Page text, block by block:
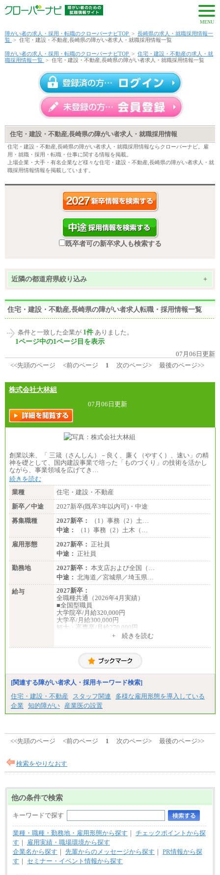
MENU
障がい者の求人・採用・転職のクローバーナビTOP > 長崎県の求人・就職採用情報一
覧 > 住宅・建設・不動産,長崎県の障がい者求人・就職採用情報一覧
障がい者の求人・採用・転職のクローバーナビTOP > 住宅・建設・不動産の求人・就
職採用情報一覧 > 住宅・建設・不動産,長崎県の障がい者求人・就職採用情報一覧
住宅・建設・不動産,長崎県の障がい者求人・就職採用情報
住宅・建設・不動産,長崎県の障がい者求人・就職採用情報ならクローバーナビ。雇
用・就職・採用・転職・仕事に関する情報を掲載。
上場企業・大手・有名企業など様々な住宅・建設・不動産,長崎県の障がい者求人・就
職採用情報情報を掲載しています。
既卒者可の新卒求人も検索する
近隣の都道府県絞り込み +
住宅・建設・不動産,長崎県の障がい者求人転職・採用情報一覧
条件と一致した企業が 1件 ありました。
1ページ中の1ページ目を表示
07月06日更新
<<先頭のページ
<前のページ 1 次のページ> 最後のページ>>
株式会社大林組
07月06日更新
創業以来、「 三箴（さんしん）－良く、廉く（やすく）、速い」の精
神を礎として、国内建設事業で培った「ものづくり」の技術を活かし
ながら、事業領域を広げてき…
続きを読む
業種
住宅・建設・不動産
新卒／中途
2027新卒(既卒3年以内可)・中途
募集職種
2027新卒：
（1）事務（2）土…
中途：
（1）事務（2）土木（…
雇用形態
2027新卒： 正社員
中途： 正社員
勤務地
2027新卒： 本支店および全国（…
中途： 北海道／宮城県／埼玉県…
給与
2027新卒：
全職種共通（2026年4月実績）
■全国型職員
大学院卒/月給320,000円
大学卒/月給300,000円
短大・高専卒/月給270,000円
大学院卒/月給256,000円～288,000円
大学卒/月給240,000円～270,000円
短大・高専卒/月給216,000円～243,000円
■特定職員※
大学院卒/月給234,000円～263,000円
大学卒/月給219,000円～246,000円
短大・高専卒/月給197,000円～222,000円
※拠点型職員、特定職員の給与は、生活の拠点が定
す。
中途：
月給制
226,600円～390,100円（勤務地域等により異なりま
ます。
・試用期間中も同額支給します。
+ 続きを読む
[関連する障がい者求人・採用キーワード検索]
住宅・建設・不動産
スタッフ関連
多様な雇用形態を導入している
企業
知的障がい 産業医の設置
<<先頭のページ <前のページ 1 次のページ> 最後のページ>>
検索をやりなおす
他の条件で検索
キーワードで探す
業種・職種・勤務地・雇用形態から探す ｜ チェックポイントから探
す ｜
雇用実績・職場環境から探す
企業名から探す ｜ 先輩からのメッセージから探す ｜ PR情報から探
す ｜ セミナー・イベント情報から探す